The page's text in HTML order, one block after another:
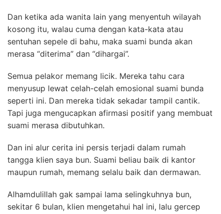
Dan ketika ada wanita lain yang menyentuh wilayah
kosong itu, walau cuma dengan kata-kata atau
sentuhan sepele di bahu, maka suami bunda akan
merasa “diterima” dan “dihargai”.
Semua pelakor memang licik. Mereka tahu cara
menyusup lewat celah-celah emosional suami bunda
seperti ini. Dan mereka tidak sekadar tampil cantik.
Tapi juga mengucapkan afirmasi positif yang membuat
suami merasa dibutuhkan.
Dan ini alur cerita ini persis terjadi dalam rumah
tangga klien saya bun. Suami beliau baik di kantor
maupun rumah, memang selalu baik dan dermawan.
Alhamdulillah gak sampai lama selingkuhnya bun,
sekitar 6 bulan, klien mengetahui hal ini, lalu gercep